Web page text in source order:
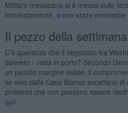
Militare messicana si è messa sulle
fortunatamente, sono state
Il pezzo della settimana
C’è speranza che il negoziato tra
davvero - vada in porto? Secondo
un piccolo margine esiste. Il
se solo dalla Casa Bianca accettano
problemi che non possono essere
qui